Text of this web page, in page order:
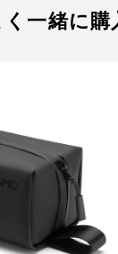
く一緒に